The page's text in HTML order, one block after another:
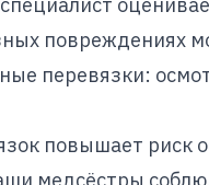
повреждениях
перевязки:
повышает